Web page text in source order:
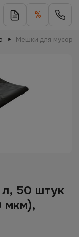
%
Мешки для мусора
50 штук
мкм),